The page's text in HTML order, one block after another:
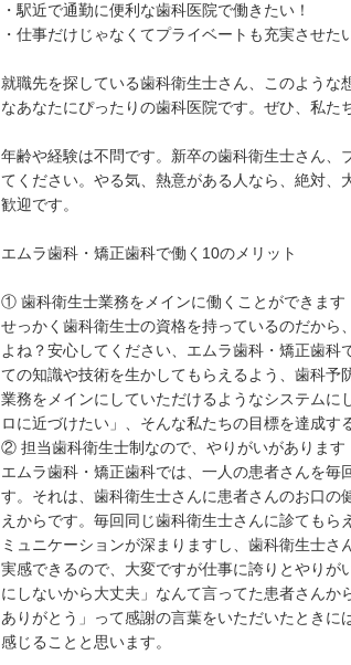
・駅近で通勤に便利な歯科医院で働きたい！
・仕事だけじゃなくてプライベートも充実させた
就職先を探している歯科衛生士さん、このよう
なあなたにぴったりの歯科医院です。ぜひ、私た
年齢や経験は不問です。新卒の歯科衛生士さん、
てください。やる気、熱意がある人なら、絶対
歓迎です。
エムラ歯科・矯正歯科で働く10のメリット
① 歯科衛生士業務をメインに働くことができます
せっかく歯科衛生士の資格を持っているのだか
よね？安心してください、エムラ歯科・矯正歯
ての知識や技術を生かしてもらえるよう、歯科
業務をメインにしていただけるようなシステム
ロに近づけたい」、そんな私たちの目標を達成す
② 担当歯科衛生士制なので、やりがいがあります
エムラ歯科・矯正歯科では、一人の患者さんを毎
す。それは、歯科衛生士さんに患者さんのお口
えからです。毎回同じ歯科衛生士さんに診ても
ミュニケーションが深まりますし、歯科衛生士
実感できるので、大変ですが仕事に誇りとやり
にしないから大丈夫」なんて言ってた患者さんか
ありがとう」って感謝の言葉をいただいたとき
感じることと思います。